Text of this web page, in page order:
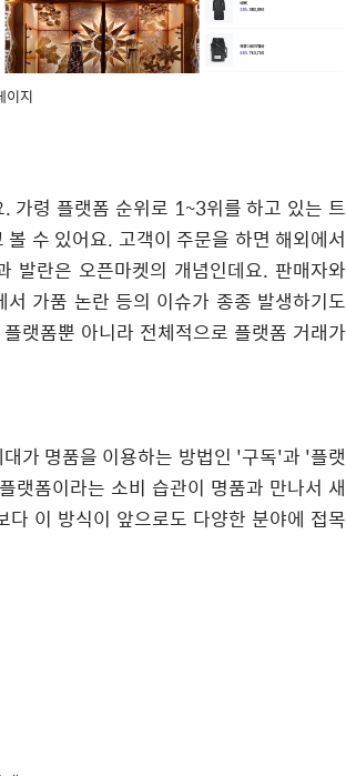
이지
가령 플랫폼 순위로 1~3위를 하고 있는 트
수 있어요. 고객이 주문을 하면 해외에서
발란은 오픈마켓의 개념인데요. 판매자와
가품 논란 등의 이슈가 종종 발생하기도
랫폼뿐 아니라 전체적으로 플랫폼 거래가
가 명품을 이용하는 방법인 '구독'과 '플랫
랫폼이라는 소비 습관이 명품과 만나서 새
이 방식이 앞으로도 다양한 분야에 접목